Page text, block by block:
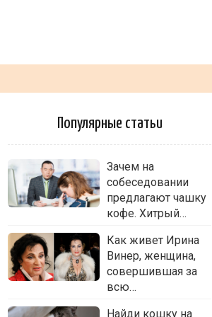
Популярные статьи
Зачем на
собеседовании
предлагают чашку
кофе. Хитрый…
Как живет Ирина
Винер, женщина,
совершившая за
всю…
Найди кошку на